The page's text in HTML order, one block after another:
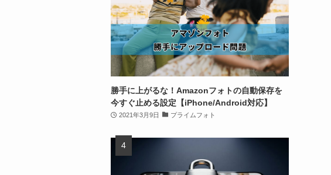
勝手に上がるな！Amazonフォトの自動保存を
今すぐ止める設定【iPhone/Android対応】
2021年3月9日 プライムフォト